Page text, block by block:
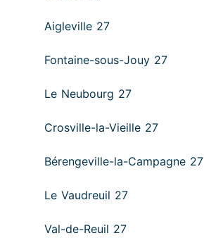
Aigleville 27
Fontaine-sous-Jouy 27
Le Neubourg 27
Crosville-la-Vieille 27
Bérengeville-la-Campagne 27
Le Vaudreuil 27
Val-de-Reuil 27